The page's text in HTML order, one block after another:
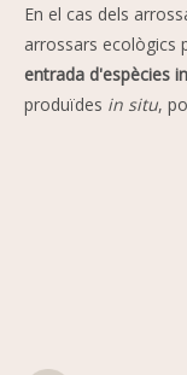
En el cas dels
arrossars ecològics
entrada d'espècies
produïdes in situ,